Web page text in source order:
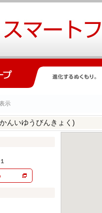
示
んいゆうびんきょく)